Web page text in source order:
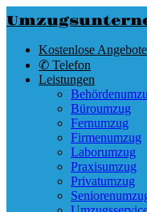
Kostenlose Angebote
✆ Telefon
Leistungen
Büroumzug
Fernumzug
Firmenumzug
Laborumzug
Praxisumzug
Privatumzug